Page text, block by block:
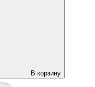
В корзину